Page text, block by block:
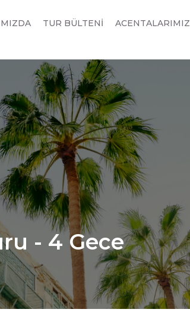
TUR BÜLTENİ
ACENTALARIMIZ
- 4 Gece